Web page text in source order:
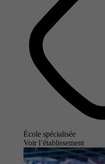
École spécialisée
Voir l’établissement